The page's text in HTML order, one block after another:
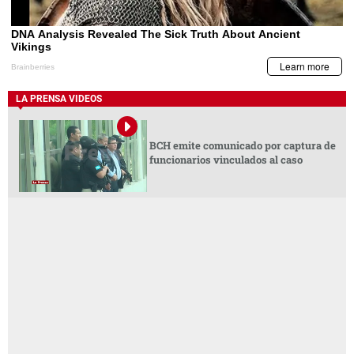
LA PRENSA VIDEOS
BCH emite comunicado por captura de
funcionarios vinculados al caso